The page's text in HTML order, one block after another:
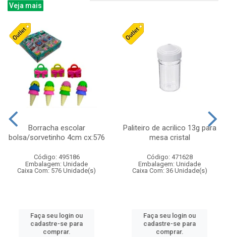
Veja mais
Borracha escolar
bolsa/sorvetinho 4cm cx:576
Código: 495186
Embalagem: Unidade
Caixa Com: 576 Unidade(s)
Faça seu login ou
cadastre-se para
comprar.
Paliteiro de acrilico 13g para
mesa cristal
Código: 471628
Embalagem: Unidade
Caixa Com: 36 Unidade(s)
Faça seu login ou
cadastre-se para
comprar.